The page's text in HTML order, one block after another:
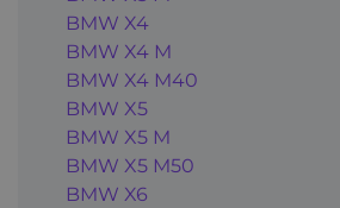
BMW X4
BMW X4 M
BMW X4 M40
BMW X5
BMW X5 M
BMW X5 M50
BMW X6